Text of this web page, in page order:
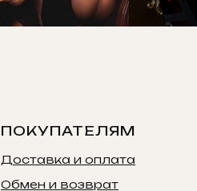
ПОКУПАТЕЛЯМ
Доставка и оплата
Обмен и возврат